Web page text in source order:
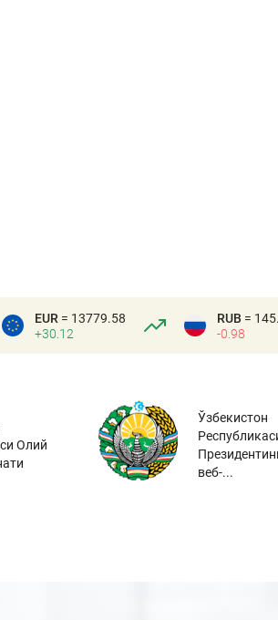
EUR = 13779.58
+30.12
RUB =
-0.98
Олий
Ўзбекистон
веб-...